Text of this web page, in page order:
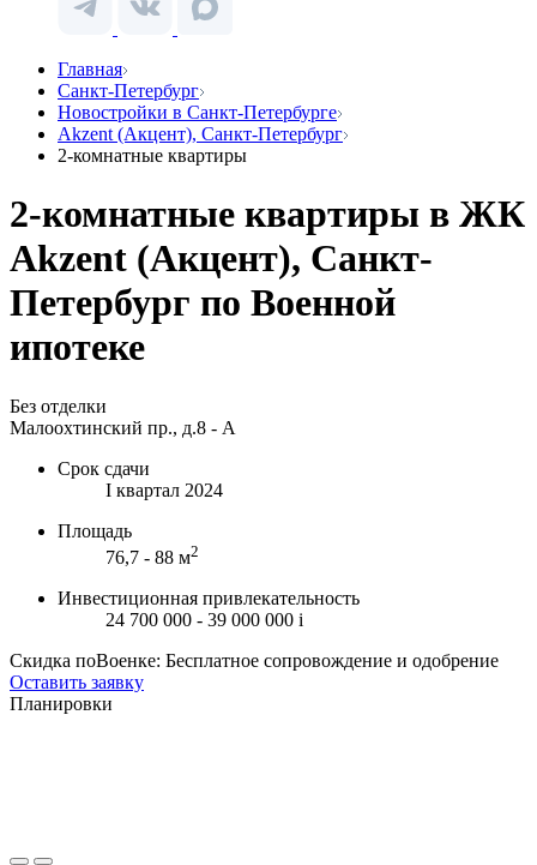
Главная
Санкт-Петербург
Новостройки в Санкт-Петербурге
Akzent (Акцент), Санкт-Петербург
2-комнатные квартиры
2-комнатные квартиры в ЖК
Akzent (Акцент), Санкт-
Петербург по Военной
ипотеке
Без отделки
Малоохтинский пр., д.8 - А
Срок сдачи
I квартал 2024
Площадь
76,7 - 88 м2
Инвестиционная привлекательность
24 700 000 - 39 000 000 i
Скидка поВоенке: Бесплатное сопровождение и одобрение
Оставить заявку
Планировки